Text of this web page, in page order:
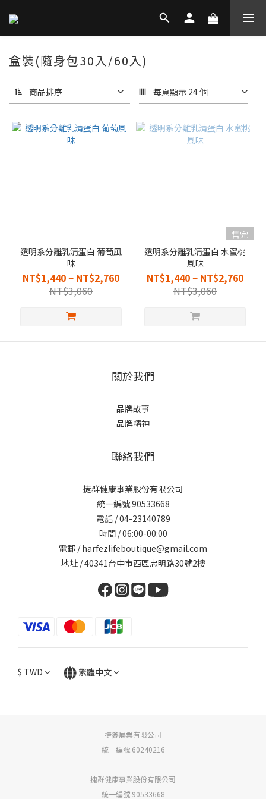
盒裝(隨身包30入/60入)
商品排序 每頁顯示 24 個
透明系分離乳清蛋白 葡萄風
味
NT$1,440 ~ NT$2,760
NT$3,060
售完
透明系分離乳清蛋白 水蜜桃
風味
NT$1,440 ~ NT$2,760
NT$3,060
關於我們
品牌故事
品牌精神
聯絡我們
捷群健康事業股份有限公司
統一編號 90533668
電話 / 04-23140789
時間 / 06:00-00:00
電郵 / harfezlifeboutique@gmail.com
地址 / 40341台中市西區忠明路30號2樓
$ TWD 繁體中文
捷鑫展業有限公司
統一編號 60240216
捷群健康事業股份有限公司
統一編號 90533668